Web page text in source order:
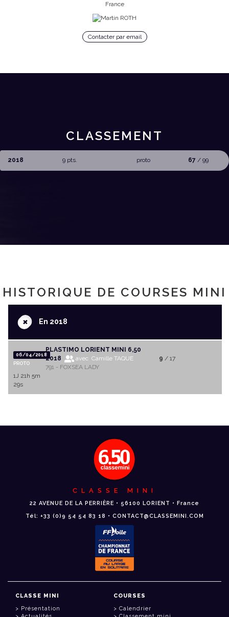
France
Contacter par email
CLASSEMENT
2018 9 pts. proto 67 / 99
HISTORIQUE DE COURSES MINI
+En 2018
06/04/2018
PROTO
PLASTIMO LORIENT MINI 6,50
2018
avec Camille TAQUE
791 - FOXSEA LADY
9 / 17
1J 21h 5m
29s
CLASSE MINI
22 AVENUE DE LA PERRIÈRE • 56100 LORIENT • France
Tél: +33 (0)9 54 54 83 18 • CONTACT@CLASSEMINI.COM
CLASSE MINI
Présentation
COURSES
Calendrier